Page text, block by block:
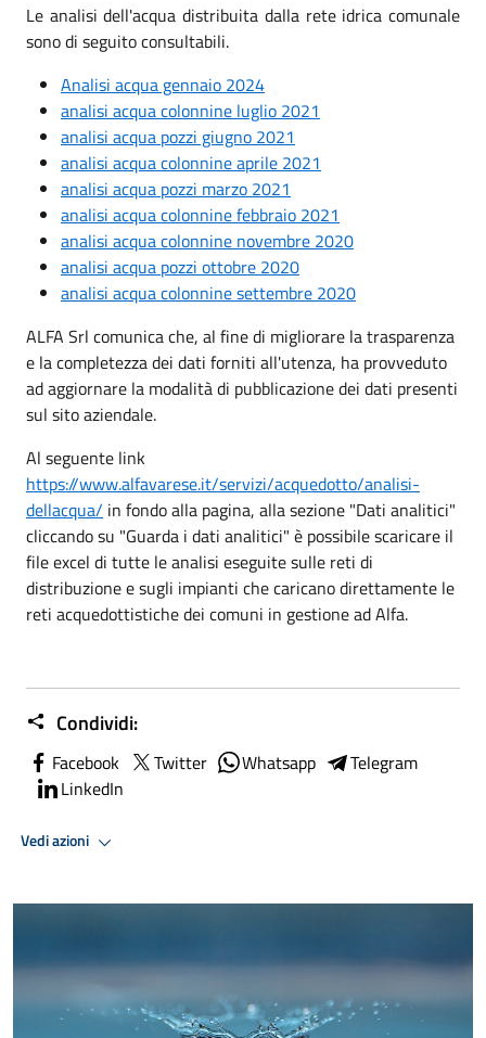
Le analisi dell'acqua distribuita dalla rete idrica comunale
sono di seguito consultabili.
Analisi acqua gennaio 2024
analisi acqua colonnine luglio 2021
analisi acqua pozzi giugno 2021
analisi acqua colonnine aprile 2021
analisi acqua pozzi marzo 2021
analisi acqua colonnine febbraio 2021
analisi acqua colonnine novembre 2020
analisi acqua pozzi ottobre 2020
analisi acqua colonnine settembre 2020
ALFA Srl comunica che, al fine di migliorare la trasparenza
e la completezza dei dati forniti all'utenza, ha provveduto
ad aggiornare la modalità di pubblicazione dei dati presenti
sul sito aziendale.
Al seguente link
https://www.alfavarese.it/servizi/acquedotto/analisi-
dellacqua/ in fondo alla pagina, alla sezione "Dati analitici"
cliccando su "Guarda i dati analitici" è possibile scaricare il
file excel di tutte le analisi eseguite sulle reti di
distribuzione e sugli impianti che caricano direttamente le
reti acquedottistiche dei comuni in gestione ad Alfa.
Condividi:
Facebook Twitter Whatsapp
Telegram
LinkedIn
Vedi azioni